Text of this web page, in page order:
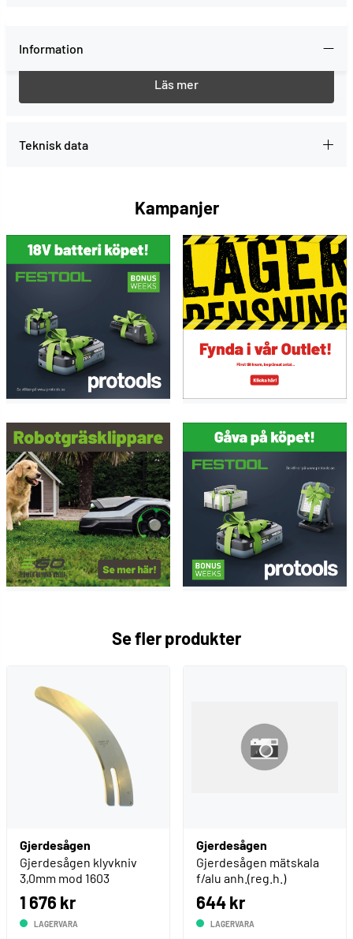
Information
Här måste vi skiva en text
Teknisk data
Kampanjer
Se fler produkter
Gjerdesågen
Gjerdesågen klyvkniv
3,0mm mod 1603
1 676 kr
LAGERVARA
Gjerdesågen
Gjerdesågen mätskala
f/alu anh.(reg.h.)
644 kr
LAGERVARA